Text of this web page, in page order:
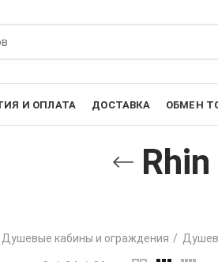
И ОПЛАТА ДОСТАВКА ОБМЕН
Rhin
Душевые кабины и ограждения